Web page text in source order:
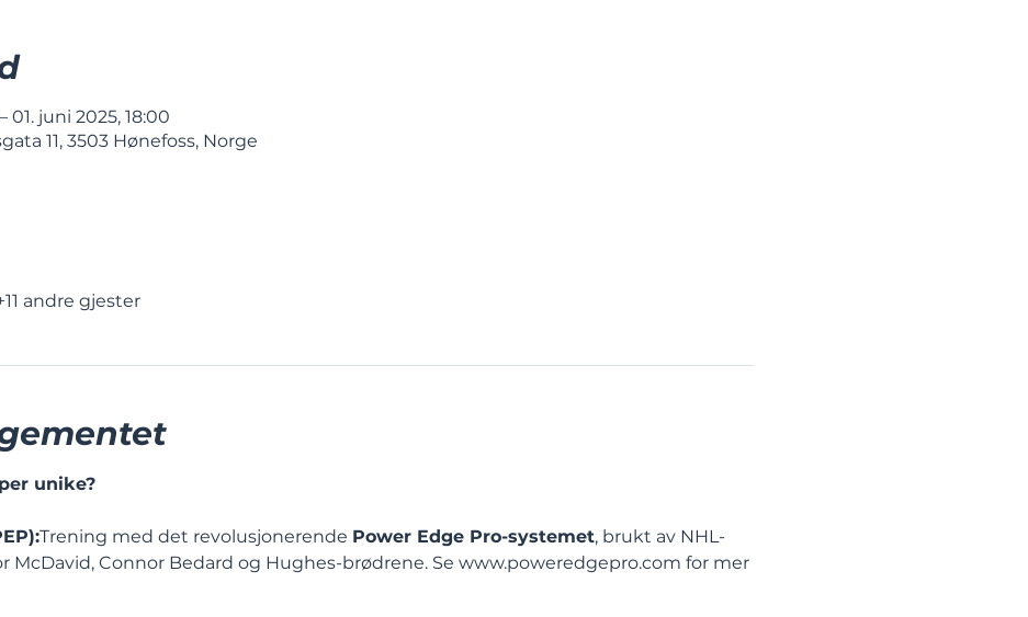
01. juni 2025, 18:00
11, 3503 Hønefoss, Norge
andre gjester
unike?
Trening med det revolusjonerende Power Edge Pro-systemet, brukt av NHL-
McDavid, Connor Bedard og Hughes-brødrene. Se www.poweredgepro.com for mer